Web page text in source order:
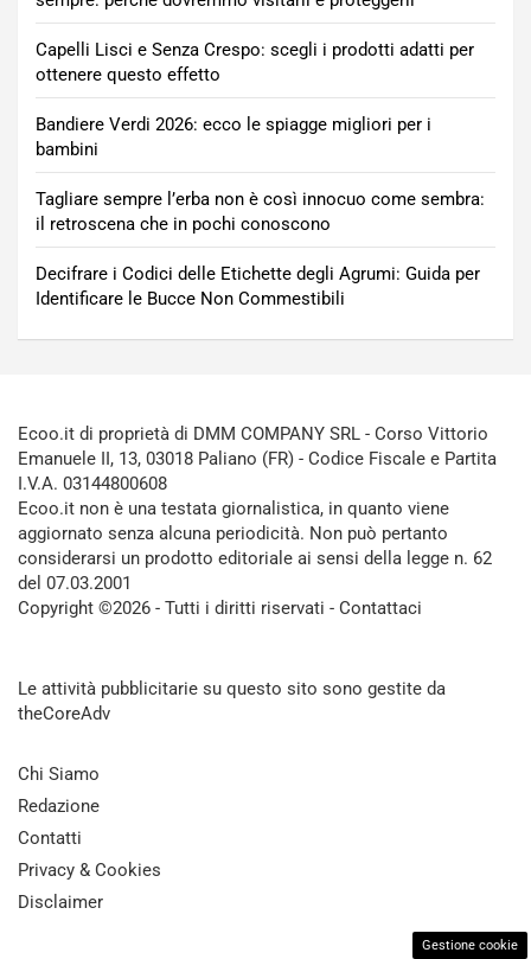
Capelli Lisci e Senza Crespo: scegli i prodotti adatti per
ottenere questo effetto
Bandiere Verdi 2026: ecco le spiagge migliori per i
bambini
Tagliare sempre l’erba non è così innocuo come sembra:
il retroscena che in pochi conoscono
Decifrare i Codici delle Etichette degli Agrumi: Guida per
Identificare le Bucce Non Commestibili
Ecoo.it di proprietà di DMM COMPANY SRL - Corso Vittorio
Emanuele II, 13, 03018 Paliano (FR) - Codice Fiscale e Partita
I.V.A. 03144800608
Ecoo.it non è una testata giornalistica, in quanto viene
aggiornato senza alcuna periodicità. Non può pertanto
considerarsi un prodotto editoriale ai sensi della legge n. 62
del 07.03.2001
Copyright ©2026 - Tutti i diritti riservati - Contattaci
Le attività pubblicitarie su questo sito sono gestite da
theCoreAdv
Chi Siamo
Redazione
Contatti
Privacy & Cookies
Disclaimer
Gestione cookie